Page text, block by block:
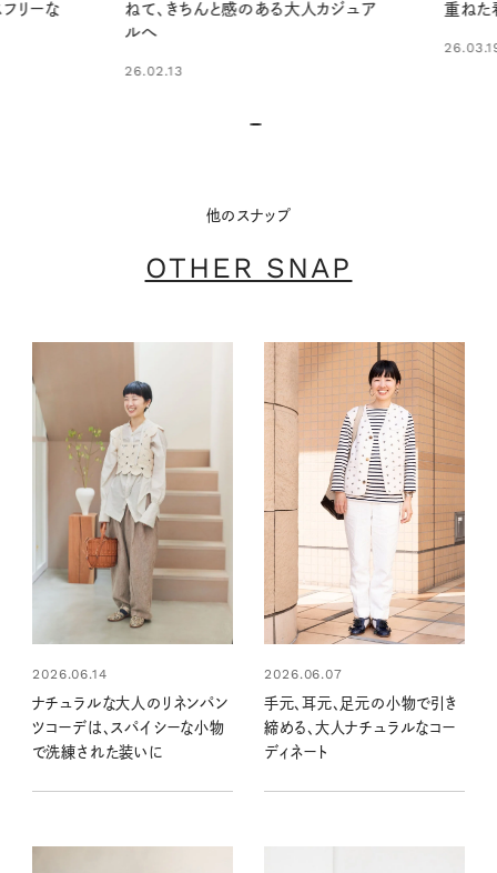
ーな
ねて、きちんと感のある大人カジュア
ルへ
26.02.13
重ねた
26.03.19
他のスナップ
OTHER SNAP
2026.06.14
ナチュラルな大人のリネンパン
ツコーデは、スパイシーな小物
で洗練された装いに
2026.06.07
手元、耳元、足元の小物で引き
締める、大人ナチュラルなコー
ディネート